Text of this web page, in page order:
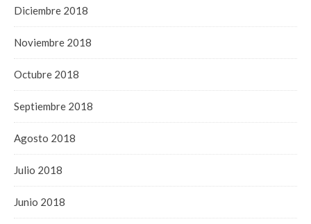
Diciembre 2018
Noviembre 2018
Octubre 2018
Septiembre 2018
Agosto 2018
Julio 2018
Junio 2018